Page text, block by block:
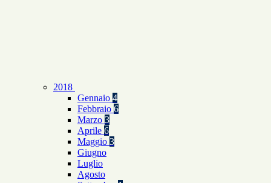
2018
Gennaio 4
Febbraio 6
Marzo 3
Aprile 6
Maggio 3
Giugno
Luglio
Agosto